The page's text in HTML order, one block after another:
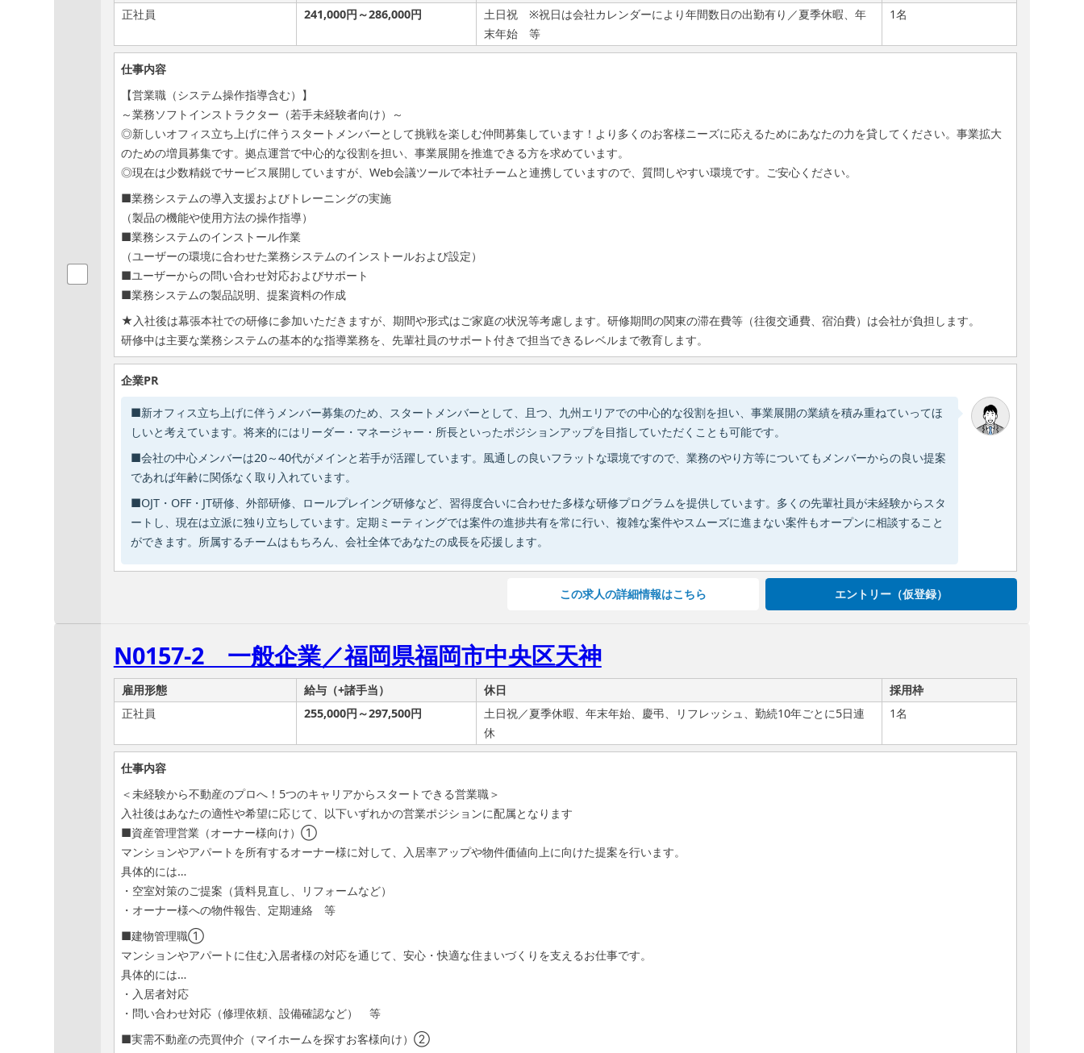
正社員
241,000円～286,000円
土日祝 ※祝日は会社カレンダーにより年間数日の出勤有り／夏季休暇、年
末年始 等
1名
仕事内容
【営業職（システム操作指導含む）】
～業務ソフトインストラクター（若手未経験者向け）～
◎新しいオフィス立ち上げに伴うスタートメンバーとして挑戦を楽しむ仲間募集しています！より多くのお客様ニーズに応えるためにあなたの力を貸してください。事業拡大
のための増員募集です。拠点運営で中心的な役割を担い、事業展開を推進できる方を求めています。
◎現在は少数精鋭でサービス展開していますが、Web会議ツールで本社チームと連携していますので、質問しやすい環境です。ご安心ください。
■業務システムの導入支援およびトレーニングの実施
（製品の機能や使用方法の操作指導）
■業務システムのインストール作業
（ユーザーの環境に合わせた業務システムのインストールおよび設定）
■ユーザーからの問い合わせ対応およびサポート
■業務システムの製品説明、提案資料の作成
★入社後は幕張本社での研修に参加いただきますが、期間や形式はご家庭の状況等考慮します。研修期間の関東の滞在費等（往復交通費、宿泊費）は会社が負担します。
研修中は主要な業務システムの基本的な指導業務を、先輩社員のサポート付きで担当できるレベルまで教育します。
企業PR
■新オフィス立ち上げに伴うメンバー募集のため、スタートメンバーとして、且つ、九州エリアでの中心的な役割を担い、事業展開の業績を積み重ねていってほ
しいと考えています。将来的にはリーダー・マネージャー・所長といったポジションアップを目指していただくことも可能です。
■会社の中心メンバーは20～40代がメインと若手が活躍しています。風通しの良いフラットな環境ですので、業務のやり方等についてもメンバーからの良い提案
であれば年齢に関係なく取り入れています。
■OJT・OFF・JT研修、外部研修、ロールプレイング研修など、習得度合いに合わせた多様な研修プログラムを提供しています。多くの先輩社員が未経験からスタ
ートし、現在は立派に独り立ちしています。定期ミーティングでは案件の進捗共有を常に行い、複雑な案件やスムーズに進まない案件もオープンに相談すること
ができます。所属するチームはもちろん、会社全体であなたの成長を応援します。
この求人の詳細情報はこちら エントリー（仮登録）
N0157-2 一般企業／福岡県福岡市中央区天神
雇用形態 給与（+諸手当） 休日
採用枠
正社員
255,000円～297,500円
土日祝／夏季休暇、年末年始、慶弔、リフレッシュ、勤続10年ごとに5日連
休
1名
仕事内容
＜未経験から不動産のプロへ！5つのキャリアからスタートできる営業職＞
入社後はあなたの適性や希望に応じて、以下いずれかの営業ポジションに配属となります
■資産管理営業（オーナー様向け）①
マンションやアパートを所有するオーナー様に対して、入居率アップや物件価値向上に向けた提案を行います。
具体的には…
・空室対策のご提案（賃料見直し、リフォームなど）
・オーナー様への物件報告、定期連絡 等
■建物管理職①
マンションやアパートに住む入居者様の対応を通じて、安心・快適な住まいづくりを支えるお仕事です。
具体的には…
・入居者対応
・問い合わせ対応（修理依頼、設備確認など） 等
■実需不動産の売買仲介（マイホームを探すお客様向け）②